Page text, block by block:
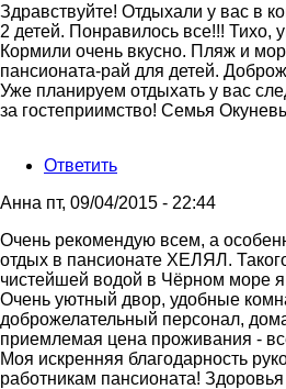
Здравствуйте! Отдыхали у вас в
2 детей. Понравилось все!!! Тихо,
Кормили очень вкусно. Пляж и
пансионата-рай для детей.
Уже планируем отдыхать у вас
за гостеприимство! Семья
Ответить
Анна пт, 09/04/2015 - 22:44
Очень рекомендую всем, а
отдых в пансионате ХЕЛЯЛ.
чистейшей водой в Чёрном море
Очень уютный двор, удобные
доброжелательный персонал,
приемлемая цена проживания -
Моя искренняя благодарность
работникам пансионата!